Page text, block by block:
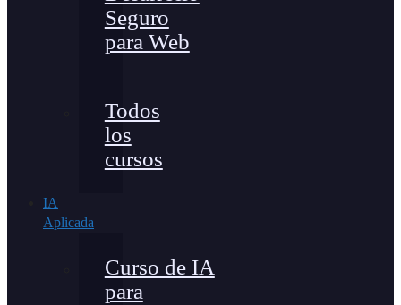
Seguro
para Web
Todos
los
cursos
IA
Aplicada
Curso de IA
para